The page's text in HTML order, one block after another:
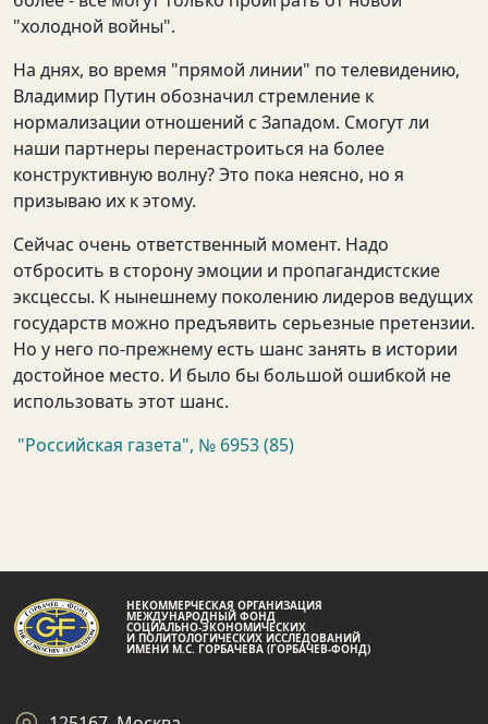
"холодной войны".
На днях, во время "прямой линии" по телевидению,
Владимир Путин обозначил стремление к
нормализации отношений с Западом. Смогут ли
наши партнеры перенастроиться на более
конструктивную волну? Это пока неясно, но я
призываю их к этому.
Сейчас очень ответственный момент. Надо
отбросить в сторону эмоции и пропагандистские
эксцессы. К нынешнему поколению лидеров ведущих
государств можно предъявить серьезные претензии.
Но у него по-прежнему есть шанс занять в истории
достойное место. И было бы большой ошибкой не
использовать этот шанс.
"Российская газета", № 6953 (85)
НЕКОММЕРЧЕСКАЯ ОРГАНИЗАЦИЯ
МЕЖДУНАРОДНЫЙ ФОНД
СОЦИАЛЬНО-ЭКОНОМИЧЕСКИХ
И ПОЛИТОЛОГИЧЕСКИХ ИССЛЕДОВАНИЙ
ИМЕНИ М.С. ГОРБАЧЕВА (ГОРБАЧЕВ-ФОНД)